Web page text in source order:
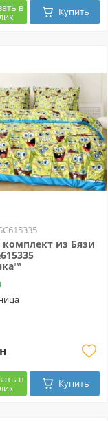
в Купить
из Бязи
в Купить